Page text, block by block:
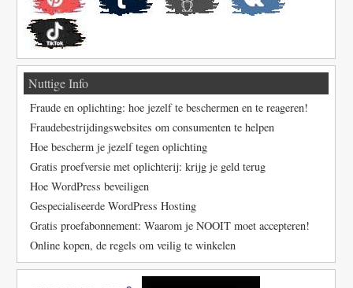
Nuttige Info
Fraude en oplichting: hoe jezelf te beschermen en te reageren!
Fraudebestrijdingswebsites om consumenten te helpen
Hoe bescherm je jezelf tegen oplichting
Gratis proefversie met oplichterij: krijg je geld terug
Hoe WordPress beveiligen
Gespecialiseerde WordPress Hosting
Gratis proefabonnement: Waarom je NOOIT moet accepteren!
Online kopen, de regels om veilig te winkelen